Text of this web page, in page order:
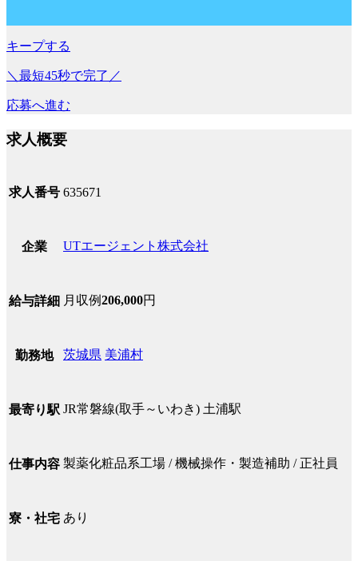
キープする
＼最短45秒で完了／
応募へ進む
求人概要
求人番号 635671
企業 UTエージェント株式会社
給与詳細 月収例206,000円
勤務地 茨城県 美浦村
最寄り駅 JR常磐線(取手～いわき) 土浦駅
仕事内容 製薬化粧品系工場 / 機械操作・製造補助 / 正社員
寮・社宅 あり